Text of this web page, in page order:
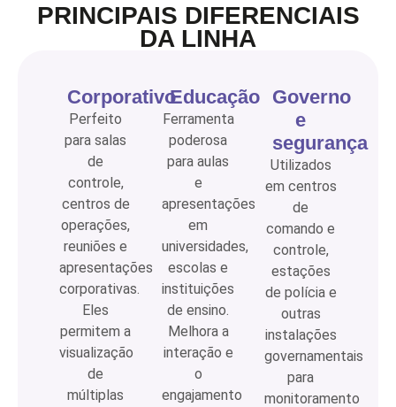
PRINCIPAIS DIFERENCIAIS
DA LINHA
Corporativo
Perfeito
para salas
de
controle,
centros de
operações,
reuniões e
apresentações
corporativas.
Eles
permitem a
visualização
de
múltiplas
Educação
Ferramenta
poderosa
para aulas
e
apresentações
em
universidades,
escolas e
instituições
de ensino.
Melhora a
interação e
o
engajamento
Governo
e
segurança
Utilizados
em centros
de
comando e
controle,
estações
de polícia e
outras
instalações
governamentais
para
monitoramento